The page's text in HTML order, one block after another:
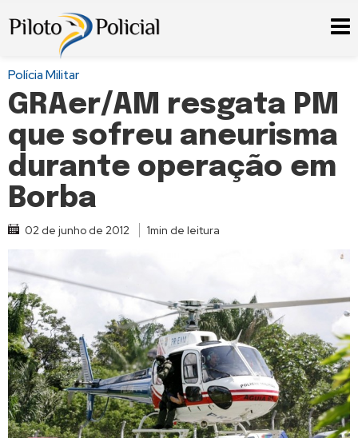
Polícia Militar
GRAer/AM resgata PM
que sofreu aneurisma
durante operação em
Borba
02 de junho de 2012 1min de leitura